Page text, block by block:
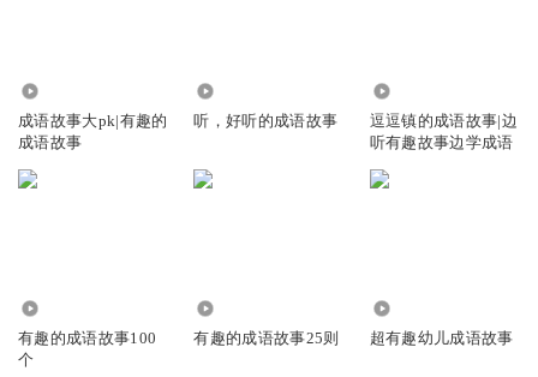
成语故事大pk|有趣的
成语故事
听，好听的成语故事
逗逗镇的成语故事|边
听有趣故事边学成语
有趣的成语故事100
个
有趣的成语故事25则 超有趣幼儿成语故事